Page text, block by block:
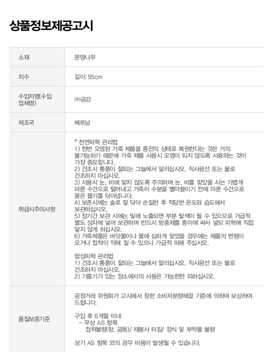
상품정보제공고시
소재 문뎅나무
치수 길이:55cm
수입자명(수입
업체명)
㈜금강
제조국 베트남
취급시주의사항
* 천연피혁 관리법
1) 한번 오염된 가죽 제품을 종전의 상태로 복원한다는 것은 거의
불가능하기 때문에 가죽 제품 사용시 오염이 되지 않도록 사용하는 것이
가장 중요합니다.
2) 건조시 통풍이 잘되는 그늘에서 말리십시오. 직사광선 또는 불로
건조하지 마십시오.
3) 사용시 눈, 비에 맞지 않도록 주의하며 눈, 비를 맞았을 시는 가볍게
마른 수건으로 털어내고 가죽이 수분을 빨아들이기 전에 마른 수건으로
묻은 물기를 닦아냅니다.
4) 보존시에는 솔로 잘 닦아 손질한 후 적당한 온도와 습도에서
보관하십시오.
5) 장기간 보관 시에는 빛에 노출되면 부분 탈색이 될 수 있으므로 가급적
별도 상자에 넣어 보관하며 반드시 방충제를 종이에 싸서 넣되 피혁에 직접
닿지 않게 하십시오.
6) 가죽제품은 바닷물이나 물에 심하게 젖었을 경우에는 제품의 변형이
오거나 접착이 약해 질 수 있으니 가급적 피해 주십시오.
합성피혁 관리법
1) 건조시 통풍이 잘되는 그늘에서 말리십시오. 직사광선 또는 불로
건조하지 마십시오.
품질보증기준
공정거래 위원회가 고시에서 정한 소비자분쟁해결 기준에 의하여 보상하여
드립니다.
구입 후 6개월 이내
  - 무상 AS 항목
상기 AS 항목 외의 경우 비용이 발생될 수 있습니다.